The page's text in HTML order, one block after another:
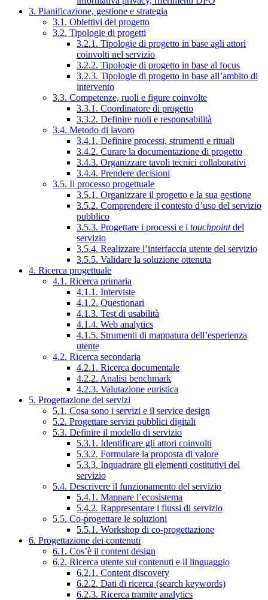
3. Pianificazione, gestione e strategia
3.1. Obiettivi del progetto
3.2. Tipologie di progetti
3.2.1. Tipologie di progetto in base agli attori
coinvolti nel servizio
3.2.2. Tipologie di progetto in base al focus
3.2.3. Tipologie di progetto in base all’ambito di
intervento
3.3. Competenze, ruoli e figure coinvolte
3.3.1. Coordinatore di progetto
3.3.2. Definire ruoli e responsabilità
3.4. Metodo di lavoro
3.4.1. Definire processi, strumenti e rituali
3.4.2. Curare la documentazione di progetto
3.4.3. Organizzare tavoli tecnici collaborativi
3.4.4. Prendere decisioni
3.5. Il processo progettuale
3.5.1. Organizzare il progetto e la sua gestione
3.5.2. Comprendere il contesto d’uso del servizio
pubblico
3.5.3. Progettare i processi e i touchpointdel
servizio
3.5.4. Realizzare l’interfaccia utente del servizio
3.5.5. Validare la soluzione ottenuta
4. Ricerca progettuale
4.1. Ricerca primaria
4.1.1. Interviste
4.1.2. Questionari
4.1.3. Test di usabilità
4.1.4. Web analytics
4.1.5. Strumenti di mappatura dell’esperienza
utente
4.2. Ricerca secondaria
4.2.1. Ricerca documentale
4.2.2. Analisi benchmark
4.2.3. Valutazione euristica
5. Progettazione dei servizi
5.1. Cosa sono i servizi e il service design
5.2. Progettare servizi pubblici digitali
5.3. Definire il modello di servizio
5.3.1. Identificare gli attori coinvolti
5.3.2. Formulare la proposta di valore
5.3.3. Inquadrare gli elementi costitutivi del
servizio
5.4. Descrivere il funzionamento del servizio
5.4.1. Mappare l’ecosistema
5.4.2. Rappresentare i flussi di servizio
5.5. Co-progettare le soluzioni
5.5.1. Workshop di co-progettazione
6. Progettazione dei contenuti
6.1. Cos’è il content design
6.2. Ricerca utente sui contenuti e il linguaggio
6.2.1. Content discovery
6.2.2. Dati di ricerca (search keywords)
6.2.3. Ricerca tramite analytics